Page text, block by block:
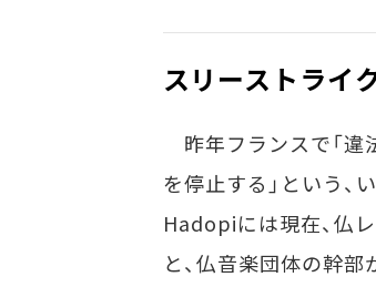
スリーストラ
昨年フランスで「違
を停止する」という、
Hadopiには現在、仏
と、仏音楽団体の幹